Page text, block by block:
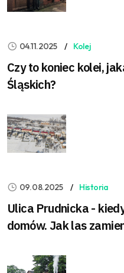
04.11.2025 Kolej
Czy to koniec kolei,
Śląskich?
09.08.2025 Historia
Ulica Prudnicka -
domów. Jak las